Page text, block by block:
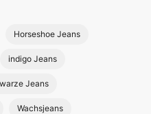
Horseshoe Jeans
indigo Jeans
Jeans
Wachsjeans